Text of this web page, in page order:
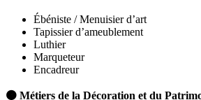
Ébéniste / Menuisier d’art
Tapissier d’ameublement
Luthier
Marqueteur
Encadreur
🟠 Métiers de la Décoration et du